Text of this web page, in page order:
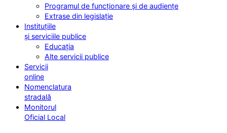
Programul de funcționare și de audiențe
Extrase din legislație
Instituțiile
și serviciile publice
Educația
Alte servicii publice
Servicii
online
Nomenclatura
stradală
Monitorul
Oficial Local